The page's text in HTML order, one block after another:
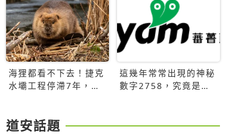
海狸都看不下去！捷克
水壩工程停滯7年，海
這幾年常常出現的神秘
數字2758，究竟是什
道安話題